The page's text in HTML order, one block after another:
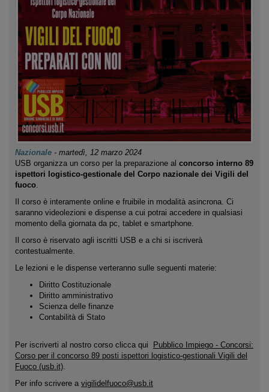
Nazionale - martedì, 12 marzo 2024
USB organizza un corso per la preparazione al concorso interno 89
ispettori logistico-gestionale del Corpo nazionale dei Vigili del
fuoco.
Il corso è interamente online e fruibile in modalità asincrona. Ci
saranno videolezioni e dispense a cui potrai accedere in qualsiasi
momento della giornata da pc, tablet e smartphone.
Il corso è riservato agli iscritti USB e a chi si iscriverà
contestualmente.
Le lezioni e le dispense verteranno sulle seguenti materie:
Diritto Costituzionale
Diritto amministrativo
Scienza delle finanze
Contabilità di Stato
Per iscriverti al nostro corso clicca qui
Pubblico Impiego - Concorsi:
Corso per il concorso 89 posti ispettori logistico-gestionali Vigili del
Fuoco (usb.it).
Per info scrivere a vigilidelfuoco@usb.it